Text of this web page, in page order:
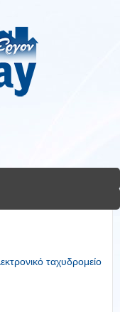
ταχυδρομείο